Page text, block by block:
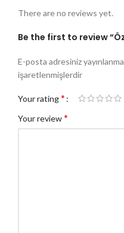
There are no reviews yet.
Be the first to review
E-posta adresiniz
işaretlenmişlerdir
Your rating*
Your review*